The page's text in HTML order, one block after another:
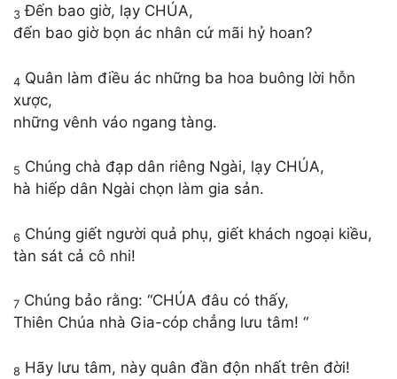
3 Đến bao giờ, lạy CHÚA,
đến bao giờ bọn ác nhân cứ mãi hỷ hoan?
4 Quân làm điều ác những ba hoa buông lời hỗn
xược,
những vênh váo ngang tàng.
5 Chúng chà đạp dân riêng Ngài, lạy CHÚA,
hà hiếp dân Ngài chọn làm gia sản.
6 Chúng giết người quả phụ, giết khách ngoại kiều,
tàn sát cả cô nhi!
7 Chúng bảo rằng: “CHÚA đâu có thấy,
Thiên Chúa nhà Gia-cóp chẳng lưu tâm! “
8 Hãy lưu tâm, này quân đần độn nhất trên đời!